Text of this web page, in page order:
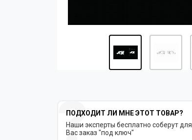
ПОДХОДИТ ЛИ МНЕ ЭТОТ ТОВАР?
Наши эксперты бесплатно соберут для
Вас заказ "под ключ"